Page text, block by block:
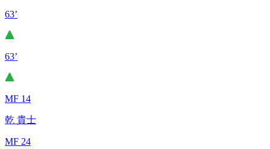
63’
63’
MF 14
乾 貴士
MF 24